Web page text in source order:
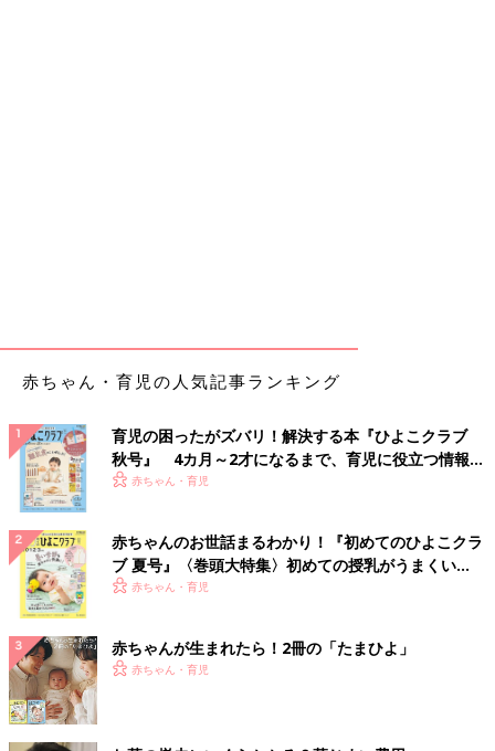
赤ちゃん・育児の人気記事ランキング
育児の困ったがズバリ！解決する本『ひよこクラブ
秋号』 4カ月～2才になるまで、育児に役立つ情報が
いっぱい！
赤ちゃん・育児
赤ちゃんのお世話まるわかり！『初めてのひよこクラ
ブ 夏号』〈巻頭大特集〉初めての授乳がうまくい
く！ おっぱい・ミルクの基本と夏のトラブル 解決テ
赤ちゃん・育児
赤ちゃんが生まれたら！2冊の「たまひよ」
赤ちゃん・育児